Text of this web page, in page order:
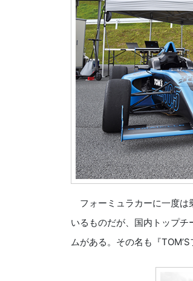
フォーミュラカーに一度は
いるものだが、国内トップ
ムがある。その名も『